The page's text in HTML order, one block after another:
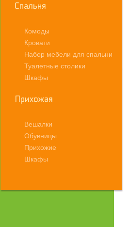
Спальня
Комоды
Кровати
Набор мебели для спальни
Туалетные столики
Шкафы
Прихожая
Вешалки
Обувницы
Прихожие
Шкафы